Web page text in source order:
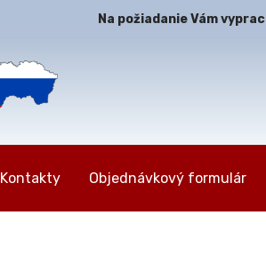
Na požiadanie Vám
Kontakty Objednávkový formulár